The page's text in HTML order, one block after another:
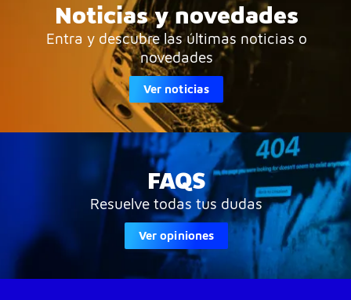
Noticias y novedades
Entra y descubre las últimas noticias o
novedades
Ver noticias
FAQS
Resuelve todas tus dudas
Ver opiniones